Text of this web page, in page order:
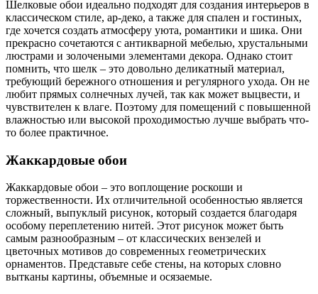
Шелковые обои идеально подходят для создания интерьеров в
классическом стиле, ар-деко, а также для спален и гостиных,
где хочется создать атмосферу уюта, романтики и шика. Они
прекрасно сочетаются с антикварной мебелью, хрустальными
люстрами и золочеными элементами декора. Однако стоит
помнить, что шелк – это довольно деликатный материал,
требующий бережного отношения и регулярного ухода. Он не
любит прямых солнечных лучей, так как может выцвести, и
чувствителен к влаге. Поэтому для помещений с повышенной
влажностью или высокой проходимостью лучше выбрать что-
то более практичное.
Жаккардовые обои
Жаккардовые обои – это воплощение роскоши и
торжественности. Их отличительной особенностью является
сложный, выпуклый рисунок, который создается благодаря
особому переплетению нитей. Этот рисунок может быть
самым разнообразным – от классических вензелей и
цветочных мотивов до современных геометрических
орнаментов. Представьте себе стены, на которых словно
вытканы картины, объемные и осязаемые.